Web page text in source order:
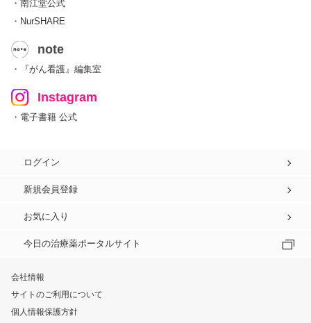
・南江堂公式
・NurSHARE
note
・『がん看護』編集室
Instagram
・電子書籍 公式
ログイン
新規会員登録
お気に入り
今日の治療薬ポータルサイト
会社情報
サイトのご利用について
個人情報保護方針